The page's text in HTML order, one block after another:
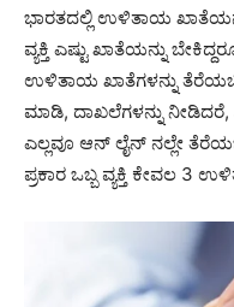
ಭಾರತದಲ್ಲಿ ಉಳಿತಾಯ
ವ್ಯಕ್ತಿ ಎಷ್ಟು ಖಾತೆಯನ್ನು
ಉಳಿತಾಯ ಖಾತೆಗಳನ್ನು
ಮಾಡಿ, ದಾಖಲೆಗಳನ್ನು
ಎಲ್ಲವೂ ಆನ್ ಲೈನ್ ನಲ್ಲೇ
ಪ್ರಕಾರ ಒಬ್ಬ ವ್ಯಕ್ತಿ ಕೇವಲ 3